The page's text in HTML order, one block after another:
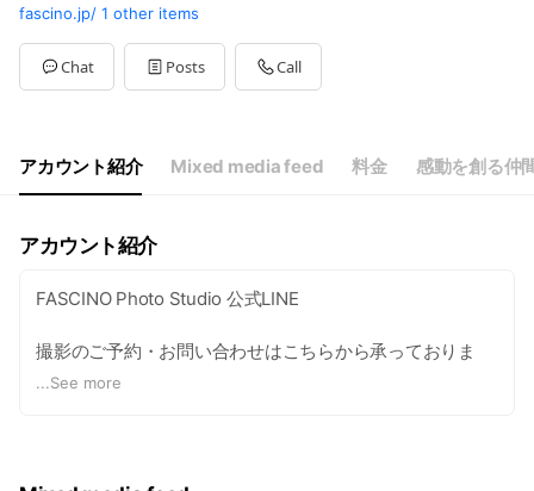
Sun09:00 - 23:00
Mon09:00 - 23:00
Tue09:00 - 23:00
Wed09:00 - 23:00
09:00 - 23:00
予約制
fascino.jp/ 1 other items
Chat Posts Call
アカウント紹介 Mixed media feed 料金 感動を創る仲
アカウント紹介
FASCINO Photo Studio 公式LINE
撮影のご予約・お問い合わせはこちらから承っておりま
す。
■ 証明写真
...See more